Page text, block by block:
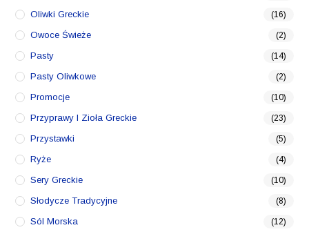
Oliwki Greckie (16)
Owoce Świeże (2)
Pasty (14)
Pasty Oliwkowe (2)
Promocje (10)
Przyprawy I Zioła Greckie (23)
Przystawki (5)
Ryże (4)
Sery Greckie (10)
Słodycze Tradycyjne (8)
Sól Morska (12)